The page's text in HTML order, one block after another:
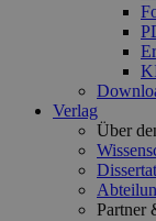
Verlag
Über
Partner